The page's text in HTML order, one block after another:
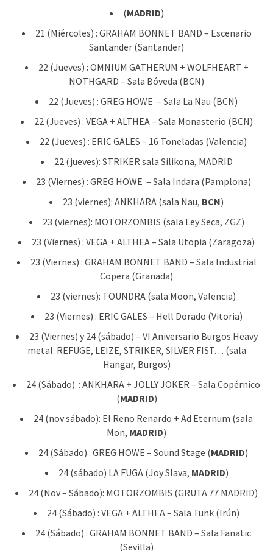
(MADRID)
21 (Miércoles) : GRAHAM BONNET BAND – Escenario
Santander (Santander)
22 (Jueves) : OMNIUM GATHERUM + WOLFHEART +
NOTHGARD – Sala Bóveda (BCN)
22 (Jueves) : GREG HOWE – Sala La Nau (BCN)
22 (Jueves) : VEGA + ALTHEA – Sala Monasterio (BCN)
22 (Jueves) : ERIC GALES – 16 Toneladas (Valencia)
22 (jueves): STRIKER sala Silikona, MADRID
23 (Viernes) : GREG HOWE – Sala Indara (Pamplona)
23 (viernes): ANKHARA (sala Nau, BCN)
23 (viernes): MOTORZOMBIS (sala Ley Seca, ZGZ)
23 (Viernes) : VEGA + ALTHEA – Sala Utopia (Zaragoza)
23 (Viernes) : GRAHAM BONNET BAND – Sala Industrial
Copera (Granada)
23 (viernes): TOUNDRA (sala Moon, Valencia)
23 (Viernes) : ERIC GALES – Hell Dorado (Vitoria)
23 (Viernes) y 24 (sábado) – VI Aniversario Burgos Heavy
metal: REFUGE, LEIZE, STRIKER, SILVER FIST… (sala
Hangar, Burgos)
24 (Sábado) : ANKHARA + JOLLY JOKER – Sala Copérnico
(MADRID)
24 (nov sábado): El Reno Renardo + Ad Eternum (sala
Mon, MADRID)
24 (Sábado) : GREG HOWE – Sound Stage (MADRID)
24 (sábado) LA FUGA (Joy Slava, MADRID)
24 (Nov – Sábado): MOTORZOMBIS (GRUTA 77 MADRID)
24 (Sábado) : VEGA + ALTHEA – Sala Tunk (Irún)
24 (Sábado) : GRAHAM BONNET BAND – Sala Fanatic
(Sevilla)